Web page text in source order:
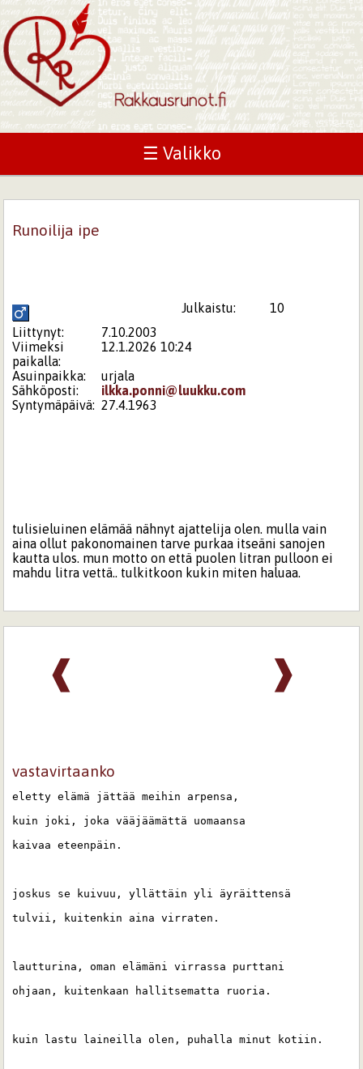
☰ Valikko
Runoilija ipe
Julkaistu:
10
Liittynyt:
7.10.2003
Viimeksi
paikalla:
12.1.2026 10:24
Asuinpaikka:
urjala
Sähköposti:
ilkka.ponni@luukku.com
Syntymäpäivä: 27.4.1963
tulisieluinen elämää nähnyt ajattelija olen. mulla vain
aina ollut pakonomainen tarve purkaa itseäni sanojen
kautta ulos. mun motto on että puolen litran pulloon ei
mahdu litra vettä.. tulkitkoon kukin miten haluaa.
❱
❰
vastavirtaanko
eletty elämä jättää meihin arpensa,
kuin joki, joka vääjäämättä uomaansa
kaivaa eteenpäin.
joskus se kuivuu, yllättäin yli äyräittensä
tulvii, kuitenkin aina virraten.
lautturina, oman elämäni virrassa purttani
ohjaan, kuitenkaan hallitsematta ruoria.
kuin lastu laineilla olen, puhalla minut kotiin.